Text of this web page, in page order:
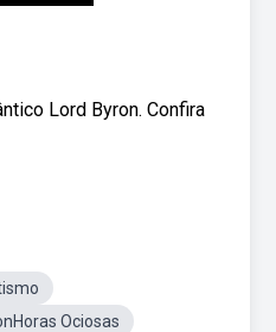
Lord Byron. Confira
Ociosas